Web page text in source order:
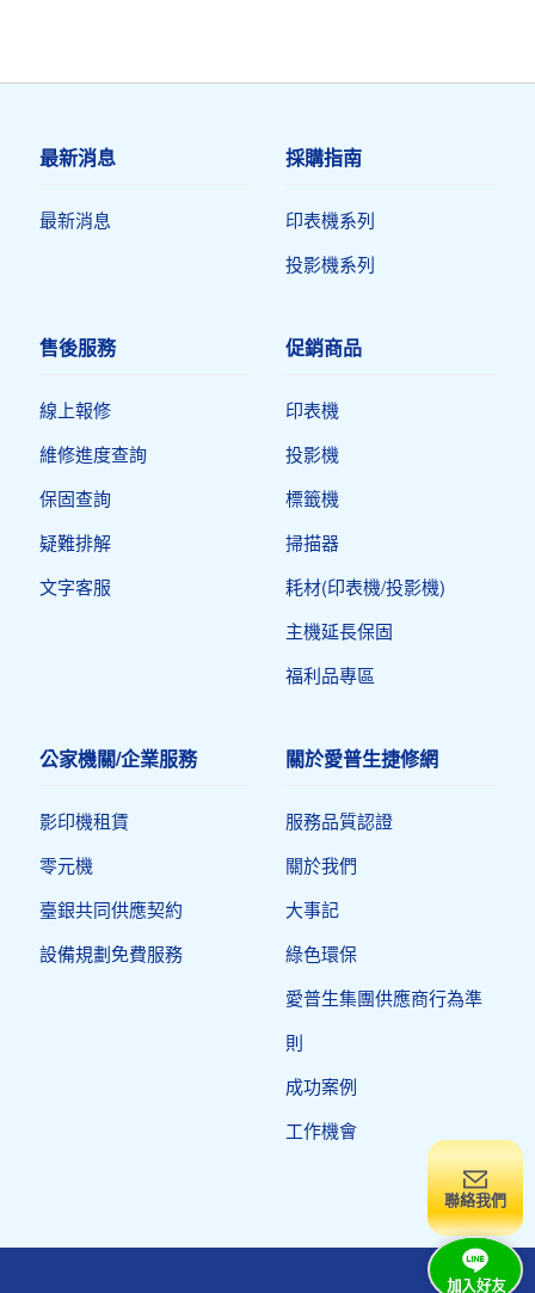
聯絡我們
最新消息
最新消息
採購指南
印表機系列
投影機系列
售後服務
線上報修
維修進度查詢
保固查詢
疑難排解
文字客服
促銷商品
印表機​
投影機
標籤機
掃描器
耗材(印表機/投影機)
主機延長保固
福利品專區
公家機關/企業服務
影印機租賃
零元機
臺銀共同供應契約
設備規劃免費服務
關於愛普生捷修網
服務品質認證
關於我們
大事記
綠色環保
愛普生集團供應商行為準
則
成功案例
工作機會